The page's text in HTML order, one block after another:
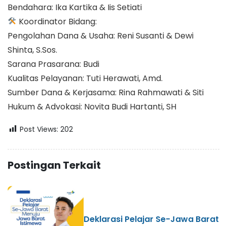
Bendahara: Ika Kartika & Iis Setiati
Koordinator Bidang:
Pengolahan Dana & Usaha: Reni Susanti & Dewi
Shinta, S.Sos.
Sarana Prasarana: Budi
Kualitas Pelayanan: Tuti Herawati, Amd.
Sumber Dana & Kerjasama: Rina Rahmawati & Siti
Hukum & Advokasi: Novita Budi Hartanti, SH
Post Views: 202
Postingan Terkait
Deklarasi Pelajar Se-Jawa Barat